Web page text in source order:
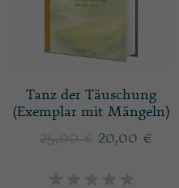
Tanz der Täuschung
(Exemplar mit Mängeln)
20,00 €